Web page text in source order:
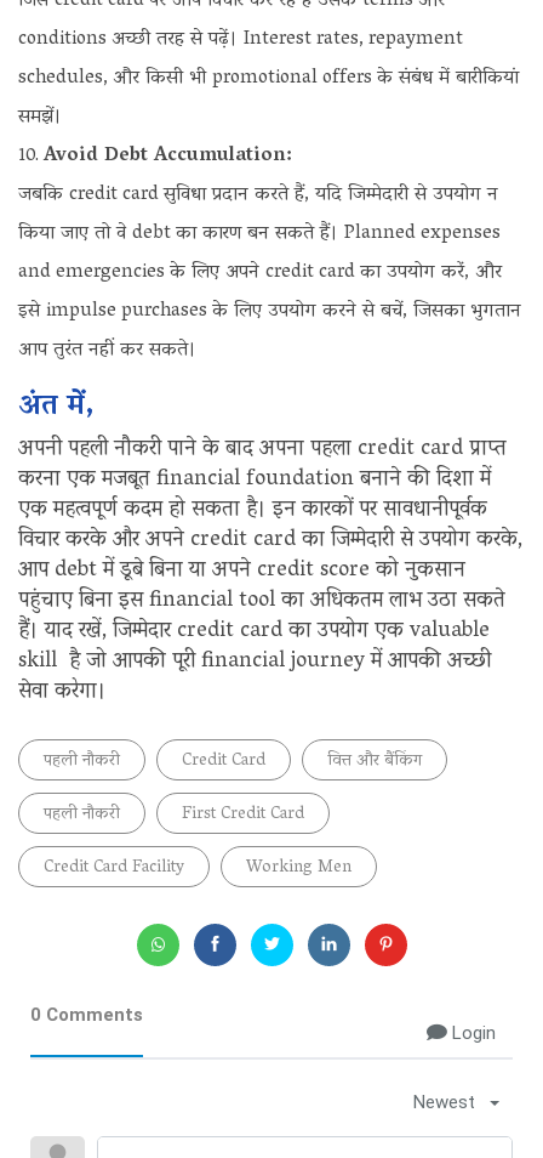
conditions अच्छी तरह से पढ़ें। Interest rates, repayment
schedules, और किसी भी promotional offers के संबंध में बारीकियां
समझें।
Avoid Debt Accumulation:
जबकि credit card सुविधा प्रदान करते हैं, यदि जिम्मेदारी से उपयोग न
किया जाए तो वे debt का कारण बन सकते हैं। Planned expenses
and emergencies के लिए अपने credit card का उपयोग करें, और
इसे impulse purchases के लिए उपयोग करने से बचें, जिसका भुगतान
आप तुरंत नहीं कर सकते।
अंत में,
अपनी पहली नौकरी पाने के बाद अपना पहला credit card प्राप्त
करना एक मजबूत financial foundation बनाने की दिशा में
एक महत्वपूर्ण कदम हो सकता है। इन कारकों पर सावधानीपूर्वक
विचार करके और अपने credit card का जिम्मेदारी से उपयोग करके,
आप debt में डूबे बिना या अपने credit score को नुकसान
पहुंचाए बिना इस financial tool का अधिकतम लाभ उठा सकते
हैं। याद रखें, जिम्मेदार credit card का उपयोग एक valuable
skill है जो आपकी पूरी financial journey में आपकी अच्छी
सेवा करेगा।
पहली नौकरी Credit Card
वित्त और बैंकिंग
पहली नौकरी
First Credit Card
Credit Card Facility
Working Men
0 Comments
Login
Newest